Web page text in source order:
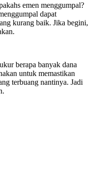
emen menggumpal?
dapat
kurang baik. Jika begini,
berapa banyak dana
untuk memastikan
terbuang nantinya. Jadi